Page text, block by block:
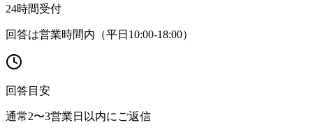
24時間受付
回答は営業時間内（平日10:00-18:00）
回答目安
通常2〜3営業日以内にご返信